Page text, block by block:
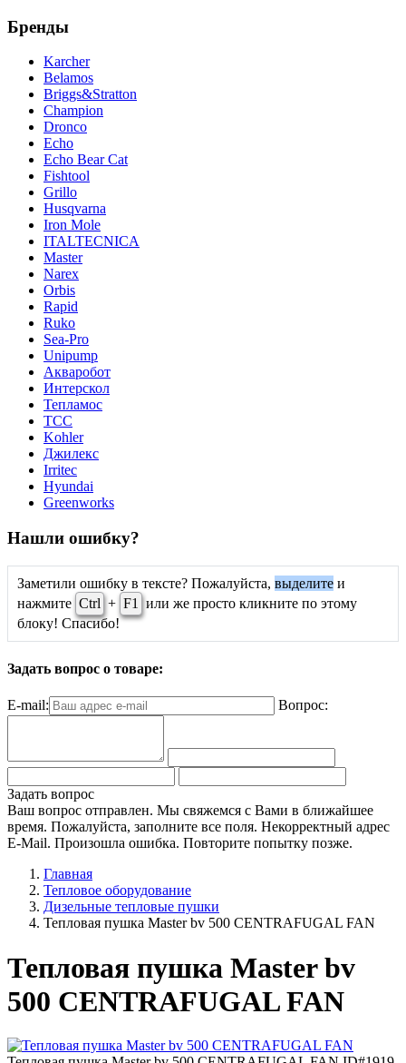
Бренды
Karcher
Belamos
Briggs&Stratton
Champion
Dronco
Echo
Echo Bear Cat
Fishtool
Grillo
Husqvarna
Iron Mole
ITALTECNICA
Master
Narex
Orbis
Rapid
Ruko
Sea-Pro
Unipump
Акваробот
Интерскол
Тепламос
ТСС
Kohler
Джилекс
Irritec
Hyundai
Greenworks
Нашли ошибку?
Заметили ошибку в тексте? Пожалуйста, выделите и
нажмите Ctrl + F1
или же просто кликните по этому
блоку! Спасибо!
Задать вопрос о товаре:
E-mail: Вопрос:
Задать вопрос
Ваш вопрос отправлен. Мы свяжемся с Вами в ближайшее
время. Пожалуйста, заполните все поля. Некорректный адрес
E-Mail. Произошла ошибка. Повторите попытку позже.
Главная
Тепловое оборудование
Дизельные тепловые пушки
Тепловая пушка Master bv 500 CENTRAFUGAL FAN
Тепловая пушка Master bv
500 CENTRAFUGAL FAN